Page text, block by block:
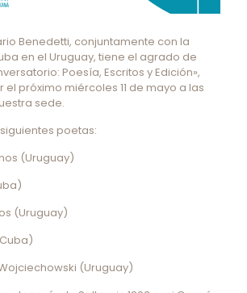
Benedetti, conjuntamente con la
en el Uruguay, tiene el agrado de
Poesía, Escritos y Edición»,
próximo miércoles 11 de mayo a las
sede.
poetas:
(Uruguay)
(Uruguay)
(Uruguay)